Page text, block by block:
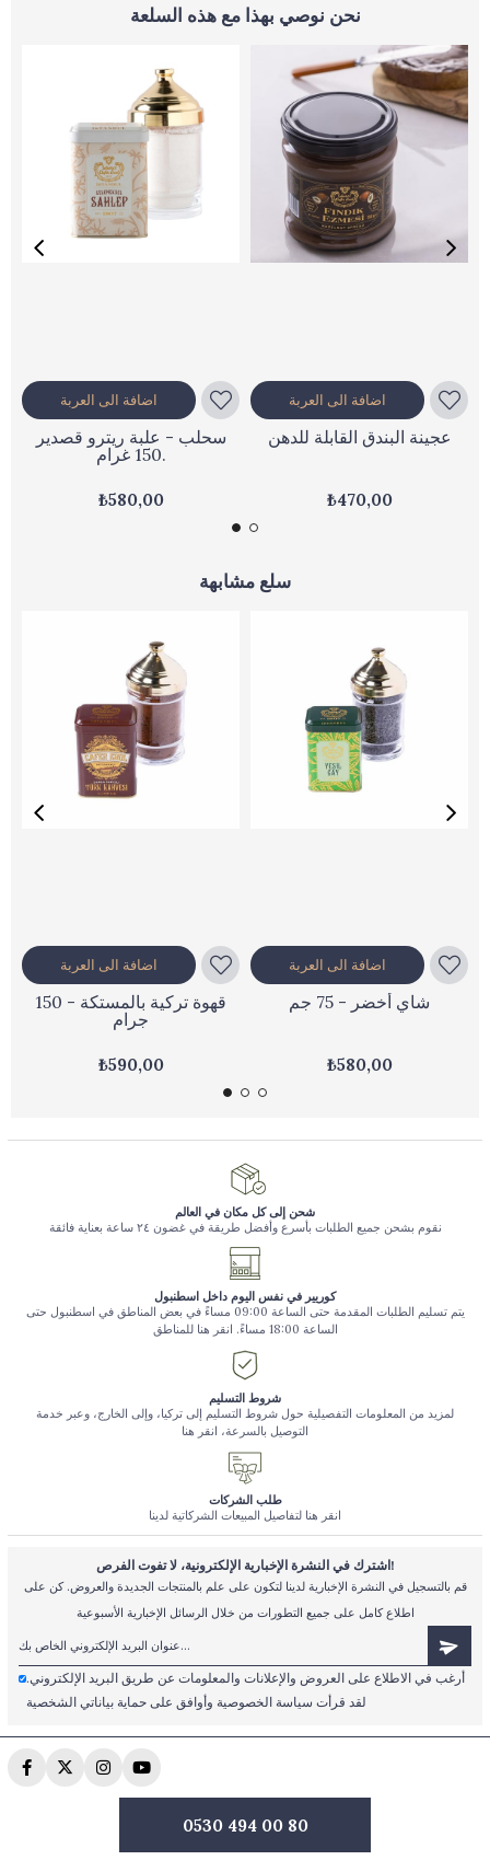
نحن نوصي بهذا مع هذه السلعة
سحلب - علبة ريترو قصدير
150 غرام.
₺580,00
اضافة الى العربة
عجينة البندق القابلة للدهن
₺470,00
اضافة الى العربة
سلع مشابهة
قهوة تركية بالمستكة - 150
جرام
₺590,00
اضافة الى العربة
شاي أخضر - 75 جم
₺580,00
اضافة الى العربة
شحن إلى كل مكان في العالم
نقوم بشحن جميع الطلبات بأسرع وأفضل طريقة في غضون ٢٤ ساعة بعناية فائقة
كوريير في نفس اليوم داخل اسطنبول
يتم تسليم الطلبات المقدمة حتى الساعة 09:00 مساءً في بعض المناطق في اسطنبول حتى
الساعة 18:00 مساءً. انقر هنا للمناطق
شروط التسليم
لمزيد من المعلومات التفصيلية حول شروط التسليم إلى تركيا، وإلى الخارج، وعبر خدمة
التوصيل بالسرعة، انقر هنا
طلب الشركات
انقر هنا لتفاصيل المبيعات الشركاتية لدينا
اشترك في النشرة الإخبارية الإلكترونية، لا تفوت الفرص!
قم بالتسجيل في النشرة الإخبارية لدينا لتكون على علم بالمنتجات الجديدة والعروض. كن على
اطلاع كامل على جميع التطورات من خلال الرسائل الإخبارية الأسبوعية
أرغب في الاطلاع على العروض والإعلانات والمعلومات عن طريق البريد الإلكتروني.
لقد قرأت سياسة الخصوصية وأوافق على حماية بياناتي الشخصية
0530 494 00 80